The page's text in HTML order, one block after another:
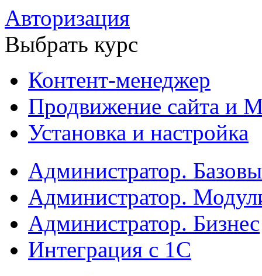
Авторизация
Выбрать курс
Контент-менеджер
Продвижение сайта и
Установка и настройка
Администратор.
Администратор.
Администратор. Бизнес
Интеграция с 1С